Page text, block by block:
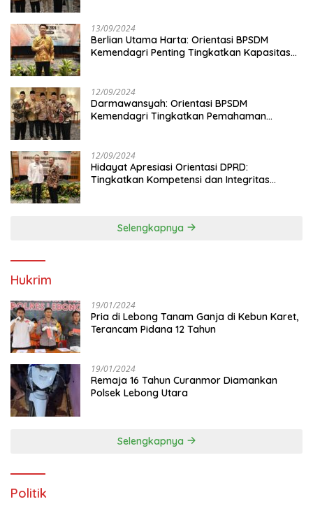
13/09/2024
Berlian Utama Harta: Orientasi BPSDM
Kemendagri Penting Tingkatkan Kapasitas
12/09/2024
Darmawansyah: Orientasi BPSDM
Kemendagri Tingkatkan Pemahaman
12/09/2024
Hidayat Apresiasi Orientasi DPRD:
Tingkatkan Kompetensi dan Integritas
Selengkapnya
Hukrim
19/01/2024
Pria di Lebong Tanam Ganja di Kebun Karet,
Terancam Pidana 12 Tahun
19/01/2024
Remaja 16 Tahun Curanmor Diamankan
Polsek Lebong Utara
Selengkapnya
Politik